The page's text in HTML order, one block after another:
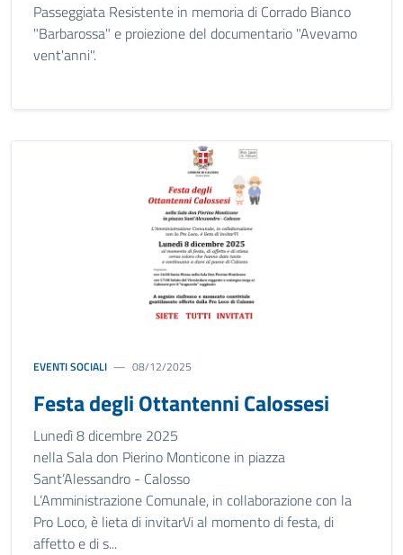
Passeggiata Resistente in memoria di Corrado Bianco
"Barbarossa" e proiezione del documentario "Avevamo
vent'anni".
EVENTI SOCIALI 08/12/2025
Festa degli Ottantenni Calossesi
Lunedì 8 dicembre 2025
nella Sala don Pierino Monticone in piazza
Sant’Alessandro - Calosso
L’Amministrazione Comunale, in collaborazione con la
Pro Loco, è lieta di invitarVi al momento di festa, di
affetto e di s...